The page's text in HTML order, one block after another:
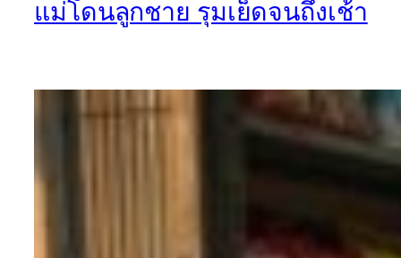
แม่โดนลูกชาย รุมเย็ดจนถึงเช้า